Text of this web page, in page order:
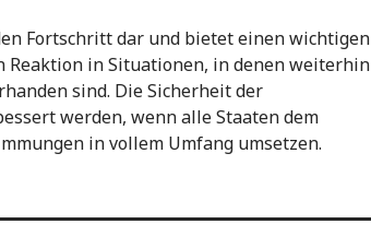
Fortschritt dar und bietet einen wichtigen
Reaktion in Situationen, in denen weiterhin
sind. Die Sicherheit der
werden, wenn alle Staaten dem
in vollem Umfang umsetzen.